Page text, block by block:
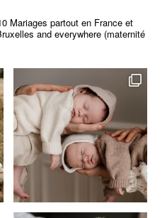
Mariages partout en France et
and everywhere (maternité